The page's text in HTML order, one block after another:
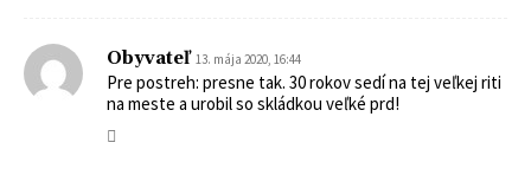
Obyvateľ 13. mája 2020, 16:44
Pre postreh: presne tak. 30 rokov sedí na tej veľkej riti
na meste a urobil so skládkou veľké prd!